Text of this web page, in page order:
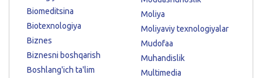
Biomeditsina
Biotexnologiya
Biznes
Biznesni boshqarish
Boshlang'ich ta'lim
Moliya
Moliyaviy texnologiyalar
Mudofaa
Muhandislik
Multimedia